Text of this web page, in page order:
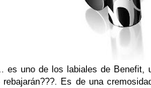
es uno de los labiales de Benefit,
Es de una